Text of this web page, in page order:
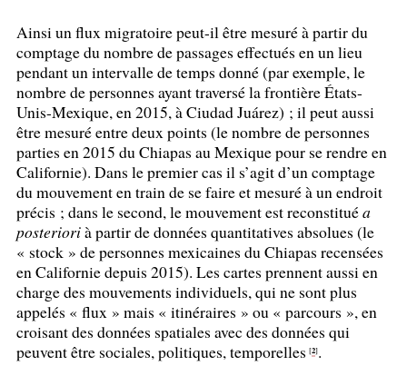
Ainsi un flux migratoire peut-il être mesuré à partir du
comptage du nombre de passages effectués en un lieu
pendant un intervalle de temps donné (par exemple, le
nombre de personnes ayant traversé la frontière États-
Unis-Mexique, en 2015, à Ciudad Juárez) ; il peut aussi
être mesuré entre deux points (le nombre de personnes
parties en 2015 du Chiapas au Mexique pour se rendre en
Californie). Dans le premier cas il s’agit d’un comptage
du mouvement en train de se faire et mesuré à un endroit
précis ; dans le second, le mouvement est reconstituéa
posteriorià partir de données quantitatives absolues (le
« stock » de personnes mexicaines du Chiapas recensées
en Californie depuis 2015). Les cartes prennent aussi en
charge des mouvements individuels, qui ne sont plus
appelés « flux » mais « itinéraires » ou « parcours », en
croisant des données spatiales avec des données qui
peuvent être sociales, politiques, temporelles [2].